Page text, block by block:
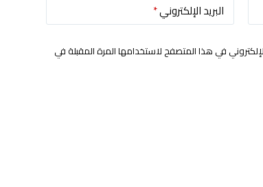
البريد الإلكتروني*
في هذا المتصفح لاستخدامها المرة المقبلة في